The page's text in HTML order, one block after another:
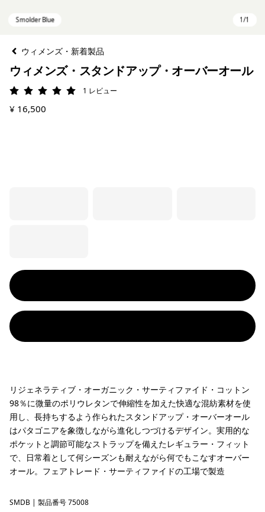
ウィメンズ・新着製品
ウィメンズ・スタンドアップ・オーバーオール
評価: 5 / 5 1 レビュー
¥ 16,500
リジェネラティブ・オーガニック・サーティファイド・コットン
98％に微量のポリウレタンで伸縮性を加えた快適な混紡素材を使
用し、長持ちするよう作られたスタンドアップ・オーバーオール
はパタゴニアを象徴しながら進化しつづけるデザイン。実用的な
ポケットと調節可能なストラップを備えたレギュラー・フィット
で、日常着として何シーズンも耐えながら何でもこなすオーバー
オール。フェアトレード・サーティファイドの工場で製造
Smolder Blue
SMDB | 製品番号 75008